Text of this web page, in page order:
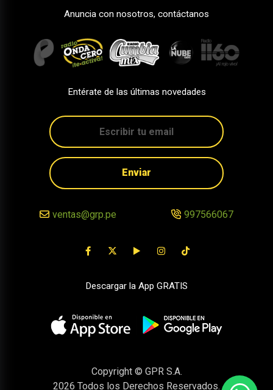
Anuncia con nosotros, contáctanos
Entérate de las últimas novedades
Enviar
ventas@grp.pe 997566067
Descargar la App GRATIS
Copyright © GPR S.A.
2026 Todos los Derechos Reservados.